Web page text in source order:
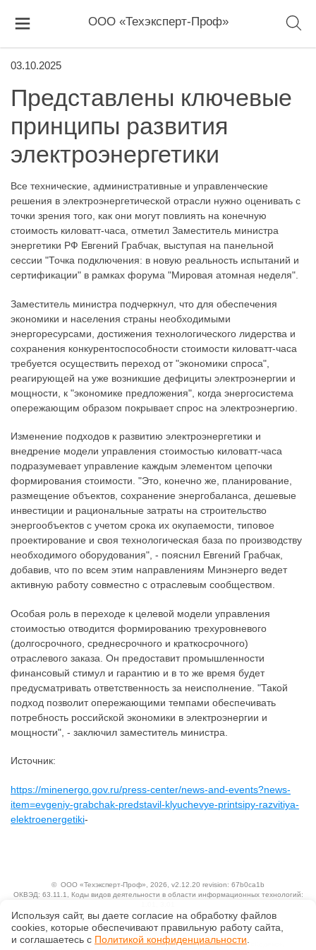
ООО «Техэксперт-Проф»
03.10.2025
Представлены ключевые
принципы развития
электроэнергетики
Все технические, административные и управленческие
решения в электроэнергетической отрасли нужно оценивать с
точки зрения того, как они могут повлиять на конечную
стоимость киловатт-часа, отметил Заместитель министра
энергетики РФ Евгений Грабчак, выступая на панельной
сессии "Точка подключения: в новую реальность испытаний и
сертификации" в рамках форума "Мировая атомная неделя".
Заместитель министра подчеркнул, что для обеспечения
экономики и населения страны необходимыми
энергоресурсами, достижения технологического лидерства и
сохранения конкурентоспособности стоимости киловатт-часа
требуется осуществить переход от "экономики спроса",
реагирующей на уже возникшие дефициты электроэнергии и
мощности, к "экономике предложения", когда энергосистема
опережающим образом покрывает спрос на электроэнергию.
Изменение подходов к развитию электроэнергетики и
внедрение модели управления стоимостью киловатт-часа
подразумевает управление каждым элементом цепочки
формирования стоимости. "Это, конечно же, планирование,
размещение объектов, сохранение энергобаланса, дешевые
инвестиции и рациональные затраты на строительство
энергообъектов с учетом срока их окупаемости, типовое
проектирование и своя технологическая база по производству
необходимого оборудования", - пояснил Евгений Грабчак,
добавив, что по всем этим направлениям Минэнерго ведет
активную работу совместно с отраслевым сообществом.
Особая роль в переходе к целевой модели управления
стоимостью отводится формированию трехуровневого
(долгосрочного, среднесрочного и краткосрочного)
отраслевого заказа. Он предоставит промышленности
финансовый стимул и гарантию и в то же время будет
предусматривать ответственность за неисполнение. "Такой
подход позволит опережающими темпами обеспечивать
потребность российской экономики в электроэнергии и
мощности", - заключил заместитель министра.
Источник:
https://minenergo.gov.ru/press-center/news-and-events?news-
item=evgeniy-grabchak-predstavil-klyuchevye-printsipy-razvitiya-
elektroenergetiki-
© ООО «Техэксперт-Проф» , 2026, v2.12.20 revision: 67b0ca1b
ОКВЭД: 63.11.1, Коды видов деятельности в области информационных технологий:
Ценовая политика
Исключительные авторские и смежные права принадлежат АО «Кодекс».
Используя сайт, вы даете согласие на обработку файлов
сооkiеs, которые обеспечивают правильную работу сайта,
и соглашаетесь с Политикой конфиденциальности.